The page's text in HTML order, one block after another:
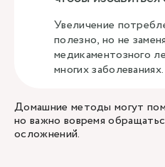
Увеличение
полезно, но не
медикаментозного
многих заболеваниях.
Домашние методы могут
но важно вовремя
осложнений.